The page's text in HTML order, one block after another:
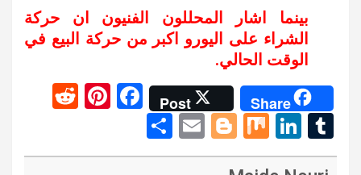
بينما اشار المحللون الفنيون ان حركة
الشراء على اليورو اكبر من حركة البيع في
الوقت الحالي.
Share
Post
F
ce
Pi
er
d
T
u
Li
n
M
ix
Bl
o
E
m
h